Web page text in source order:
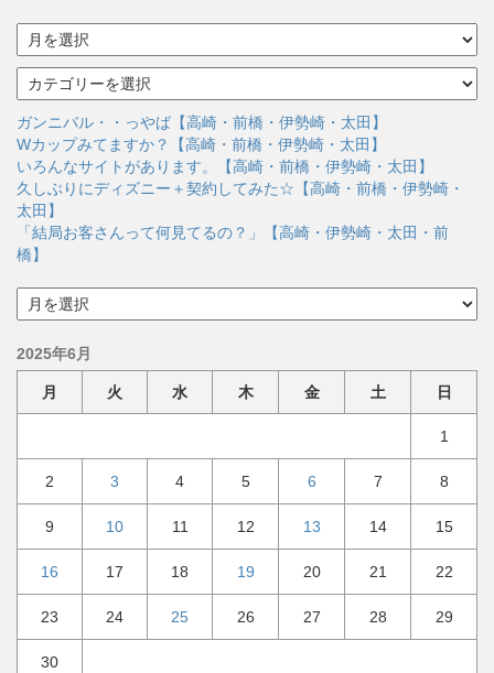
ー
イ
ブ
テ
ゴ
リ
ー
ガンニバル・・っやば【高崎・前橋・伊勢崎・太田】
Wカップみてますか？【高崎・前橋・伊勢崎・太田】
いろんなサイトがあります。【高崎・前橋・伊勢崎・太田】
久しぶりにディズニー＋契約してみた☆【高崎・前橋・伊勢崎・
太田】
「結局お客さんって何見てるの？」【高崎・伊勢崎・太田・前
橋】
ー
イ
2025年6月
月 火 水 木 金 土 日
1
2 3 4 5 6 7 8
9 10 11 12 13 14 15
16 17 18 19 20 21 22
23 24 25 26 27 28 29
30